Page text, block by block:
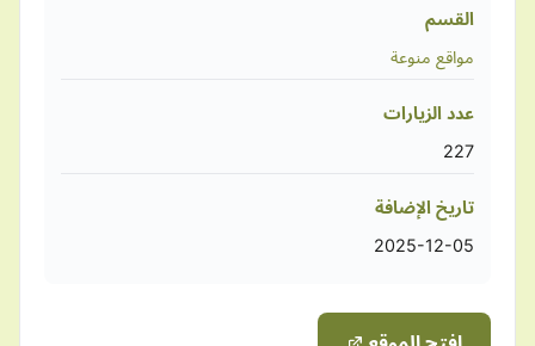
القسم
مواقع منوعة
عدد الزيارات
227
تاريخ الإضافة
2025-12-05